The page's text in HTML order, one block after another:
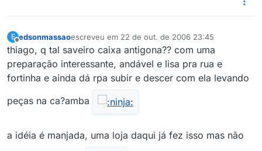
E
Offline
edsonmassaoescreveu em 22 de out. de 2006 23:45
última edição por
thiago, q tal saveiro caixa antigona?? com uma
preparação interessante, andável e lisa pra rua e
fortinha e ainda dá rpa subir e descer com ela levando
peças na ca?amba
a idéia é manjada, uma loja daqui já fez isso mas não